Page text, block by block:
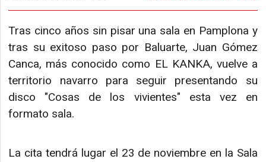
Tras cinco años sin pisar una sala en Pamplona y
tras su exitoso paso por Baluarte, Juan Gómez
Canca, más conocido como EL KANKA, vuelve a
territorio navarro para seguir presentando su
disco "Cosas de los vivientes" esta vez en
formato sala.
La cita tendrá lugar el 23 de noviembre en la Sala